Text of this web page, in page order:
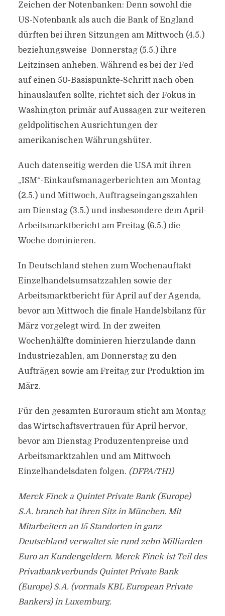
Zeichen der Notenbanken: Denn sowohl die
US-Notenbank als auch die Bank of England
dürften bei ihren Sitzungen am Mittwoch (4.5.)
beziehungsweise Donnerstag (5.5.) ihre
Leitzinsen anheben. Während es bei der Fed
auf einen 50-Basispunkte-Schritt nach oben
hinauslaufen sollte, richtet sich der Fokus in
Washington primär auf Aussagen zur weiteren
geldpolitischen Ausrichtungen der
amerikanischen Währungshüter.
Auch datenseitig werden die USA mit ihren
„ISM“-Einkaufsmanagerberichten am Montag
(2.5.) und Mittwoch, Auftragseingangszahlen
am Dienstag (3.5.) und insbesondere dem April-
Arbeitsmarktbericht am Freitag (6.5.) die
Woche dominieren.
In Deutschland stehen zum Wochenauftakt
Einzelhandelsumsatzzahlen sowie der
Arbeitsmarktbericht für April auf der Agenda,
bevor am Mittwoch die finale Handelsbilanz für
März vorgelegt wird. In der zweiten
Wochenhälfte dominieren hierzulande dann
Industriezahlen, am Donnerstag zu den
Aufträgen sowie am Freitag zur Produktion im
März.
Für den gesamten Euroraum sticht am Montag
das Wirtschaftsvertrauen für April hervor,
bevor am Dienstag Produzentenpreise und
Arbeitsmarktzahlen und am Mittwoch
Einzelhandelsdaten folgen. (DFPA/TH1)
Merck Finck a Quintet Private Bank (Europe)
S.A. branch hat ihren Sitz in München. Mit
Mitarbeitern an 15 Standorten in ganz
Deutschland verwaltet sie rund zehn Milliarden
Euro an Kundengeldern. Merck Finck ist Teil des
Privatbankverbunds Quintet Private Bank
(Europe) S.A. (vormals KBL European Private
Bankers) in Luxemburg.